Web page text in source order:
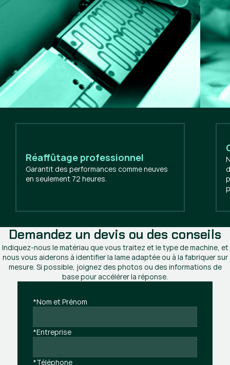
Réaffûtage professionnel
Garantit des performances comme neuves
en seulement 72 heures.
Demandez un devis ou des conseils
Indiquez-nous le matériau que vous traitez et le type de machine, et
nous vous aiderons à identifier la lame adaptée ou à la fabriquer sur
mesure. Si possible, joignez des photos ou des informations de
base pour accélérer la réponse.
*Nom et Prénom
*Entreprise
*Téléphone